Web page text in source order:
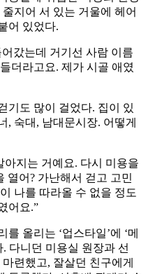
지어 서 있는 거울에 헤어
어 있었다.
갔는데 거기선 사람 이름
더라고요. 제가 시골 애였
기도 많이 걸었다. 집이 있
, 숙대, 남대문시장. 어떻게
아지는 거예요. 다시 미용을
열어? 가난해서 걷고 고민
나를 따라올 수 없을 정도
어요.”
올리는 ‘업스타일’에 ‘메
다니던 미용실 원장과 선
련했고, 잘살던 친구에게